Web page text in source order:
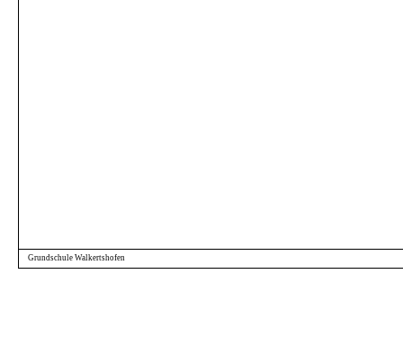
Grundschule Walkertshofen